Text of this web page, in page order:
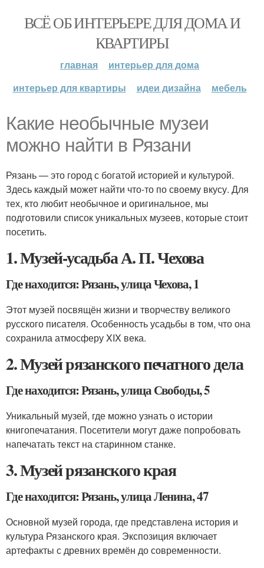
ВСЁ ОБ ИНТЕРЬЕРЕ ДЛЯ ДОМА И
КВАРТИРЫ
главная
интерьер для дома
интерьер для квартиры
идеи дизайна мебель
Какие необычные музеи
можно найти в Рязани
Рязань — это город с богатой историей и культурой.
Здесь каждый может найти что-то по своему вкусу. Для
тех, кто любит необычное и оригинальное, мы
подготовили список уникальных музеев, которые стоит
посетить.
1. Музей-усадьба А. П. Чехова
Где находится: Рязань, улица Чехова, 1
Этот музей посвящён жизни и творчеству великого
русского писателя. Особенность усадьбы в том, что она
сохранила атмосферу XIX века.
2. Музей рязанского печатного дела
Где находится: Рязань, улица Свободы, 5
Уникальный музей, где можно узнать о истории
книгопечатания. Посетители могут даже попробовать
напечатать текст на старинном станке.
3. Музей рязанского края
Где находится: Рязань, улица Ленина, 47
Основной музей города, где представлена история и
культура Рязанского края. Экспозиция включает
артефакты с древних времён до современности.